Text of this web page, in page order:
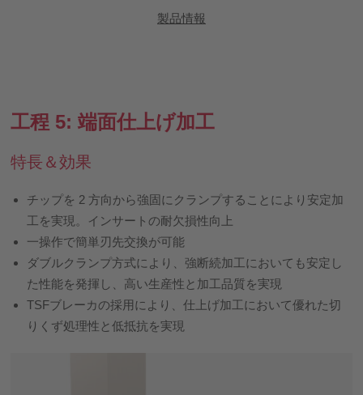
製品情報
工程 5: 端面仕上げ加工
特長＆効果
チップを 2 方向から強固にクランプすることにより安定加
工を実現。インサートの耐欠損性向上
一操作で簡単刃先交換が可能
ダブルクランプ方式により、強断続加工においても安定し
た性能を発揮し、高い生産性と加工品質を実現
TSFブレーカの採用により、仕上げ加工において優れた切
りくず処理性と低抵抗を実現